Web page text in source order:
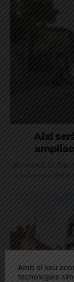
Així
Al Consell de
a l'obertura del
Amb el seu
tecnologies